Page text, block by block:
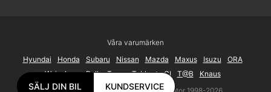
Våra varumärken
Hyundai
Honda Subaru Nissan Mazda Maxus Isuzu
ORA
Weinsberg
Roller Team Tabbert CI T@B
Knaus
SÄLJ DIN BIL KUNDSERVICE